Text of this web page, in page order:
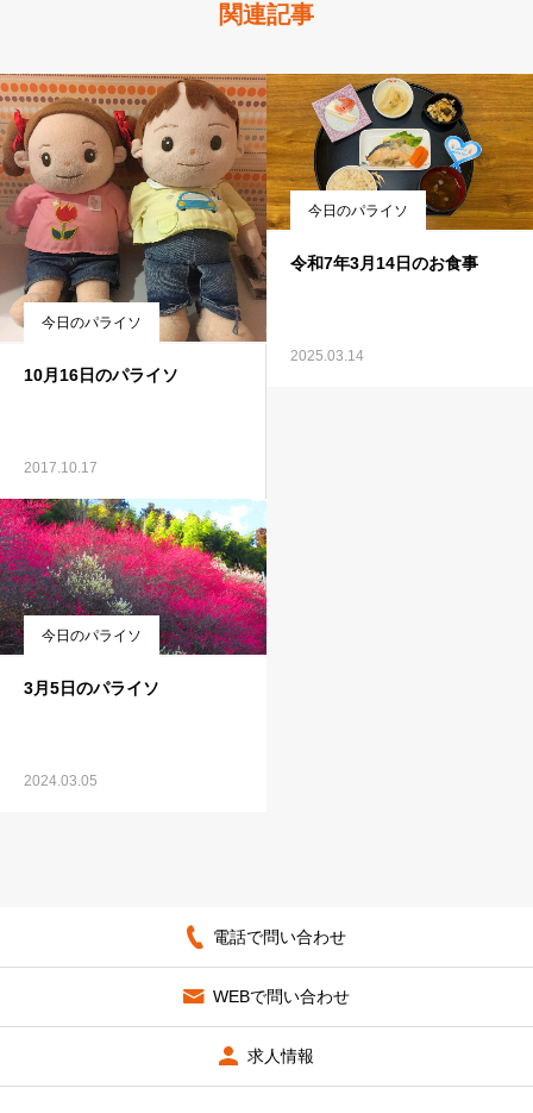
関連記事
今日のパライソ
10月16日のパライソ
2017.10.17
今日のパライソ
令和7年3月14日のお食事
2025.03.14
今日のパライソ
3月5日のパライソ
2024.03.05
電話で問い合わせ
WEBで問い合わせ
求人情報